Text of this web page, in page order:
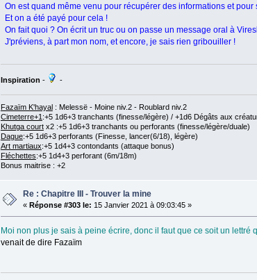
On est quand même venu pour récupérer des informations et
Et on a été payé pour cela !
On fait quoi ? On écrit un truc ou on passe un message oral à
J'préviens, à part mon nom, et encore, je sais rien gribouiller !
Inspiration - -
Fazaïm K'hayal : Melessë - Moine niv.2 - Roublard niv.2
Cimeterre+1 :+5 1d6+3 tranchants (finesse/légère) / +1d6 Dégâts aux
Khutga courtx2 :+5 1d6+3 tranchants ou perforants (finesse/légère/duale)
Dague:+5 1d6+3 perforants (Finesse, lancer(6/18), légère)
Art martiaux:+5 1d4+3 contondants (attaque bonus)
Fléchettes:+5 1d4+3 perforant (6m/18m)
Bonus maitrise : +2
Re : Chapitre III - Trouver la mine
« Réponse #303 le: 15 Janvier 2021 à 09:03:45 »
Moi non plus je sais à peine écrire, donc il faut que ce soit un lettré
venait de dire Fazaïm